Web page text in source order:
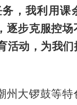
，我利用课
逐步克服控场
活动，为我
州大锣鼓等特